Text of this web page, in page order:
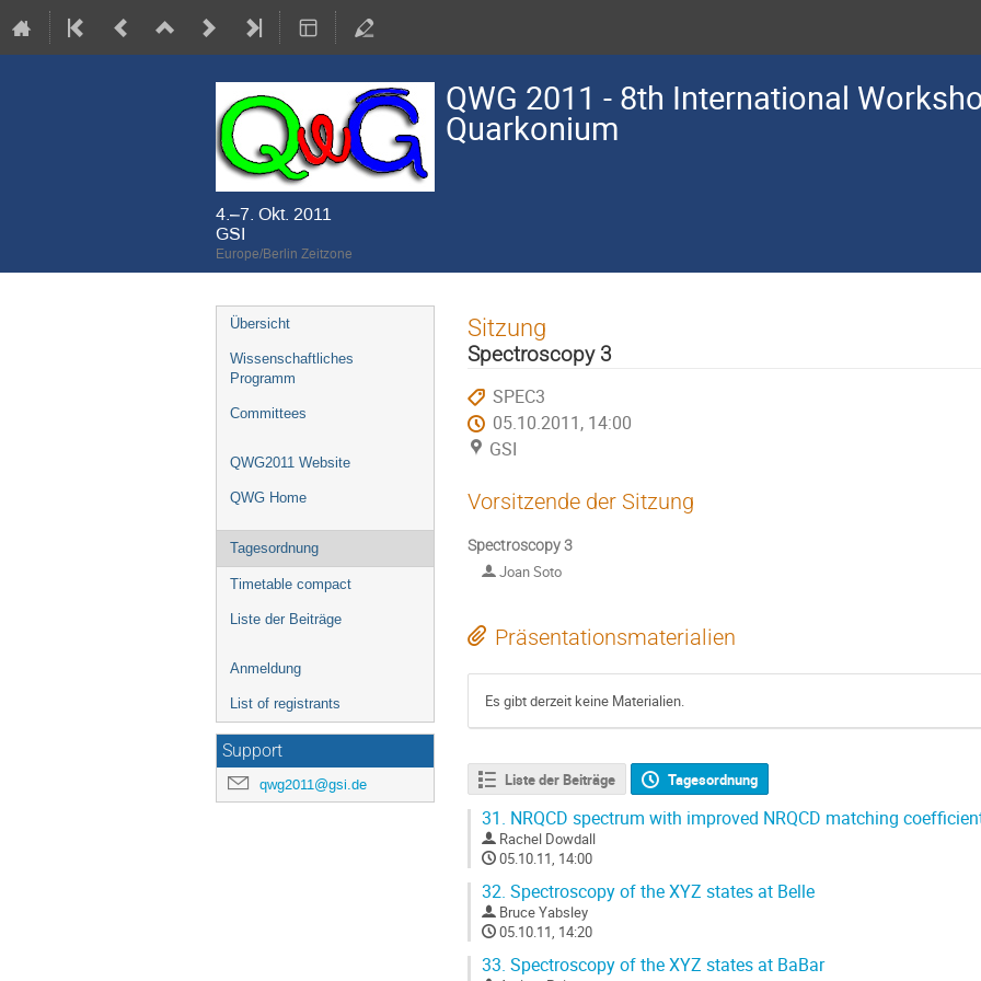
QWG 2011 - 8th International
Quarkonium
4.–7. Okt. 2011
GSI
Europe/Berlin Zeitzone
Veranstaltungsmenü
Übersicht
Wissenschaftliches
Programm
Committees
QWG2011 Website
QWG Home
Tagesordnung
Timetable compact
Liste der Beiträge
Anmeldung
List of registrants
Support
qwg2011@gsi.de
Sitzung
Spectroscopy 3
SPEC3
05.10.2011, 14:00
GSI
Vorsitzende der Sitzung
Spectroscopy 3
Joan Soto
Präsentationsmaterialien
Es gibt derzeit keine Materialien.
Liste der Beiträge Tagesordnung
31. NRQCD spectrum with improved NRQCD matching
Rachel Dowdall
05.10.11, 14:00
32. Spectroscopy of the XYZ states at Belle
Bruce Yabsley
05.10.11, 14:20
33. Spectroscopy of the XYZ states at BaBar